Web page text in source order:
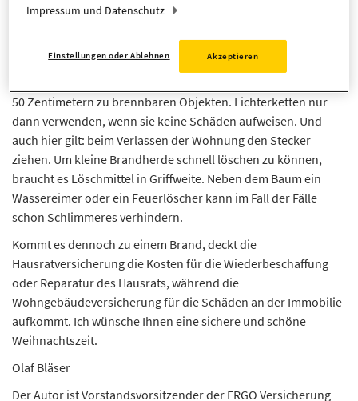
Sicherheitsmaßnahmen treffen. Brennende Kerzen sollten nie
unbeaufsichtigt bleiben und beim Verlassen des Raumes
50 Zentimetern zu brennbaren Objekten. Lichterketten nur
dann verwenden, wenn sie keine Schäden aufweisen. Und
auch hier gilt: beim Verlassen der Wohnung den Stecker
ziehen. Um kleine Brandherde schnell löschen zu können,
braucht es Löschmittel in Griffweite. Neben dem Baum ein
Wassereimer oder ein Feuerlöscher kann im Fall der Fälle
schon Schlimmeres verhindern.
Kommt es dennoch zu einem Brand, deckt die
Hausratversicherung die Kosten für die Wiederbeschaffung
oder Reparatur des Hausrats, während die
Wohngebäudeversicherung für die Schäden an der Immobilie
aufkommt. Ich wünsche Ihnen eine sichere und schöne
Weihnachtszeit.
Olaf Bläser
Der Autor ist Vorstandsvorsitzender der ERGO Versicherung
Impressum und Datenschutz
Einstellungen oder Ablehnen Akzeptieren